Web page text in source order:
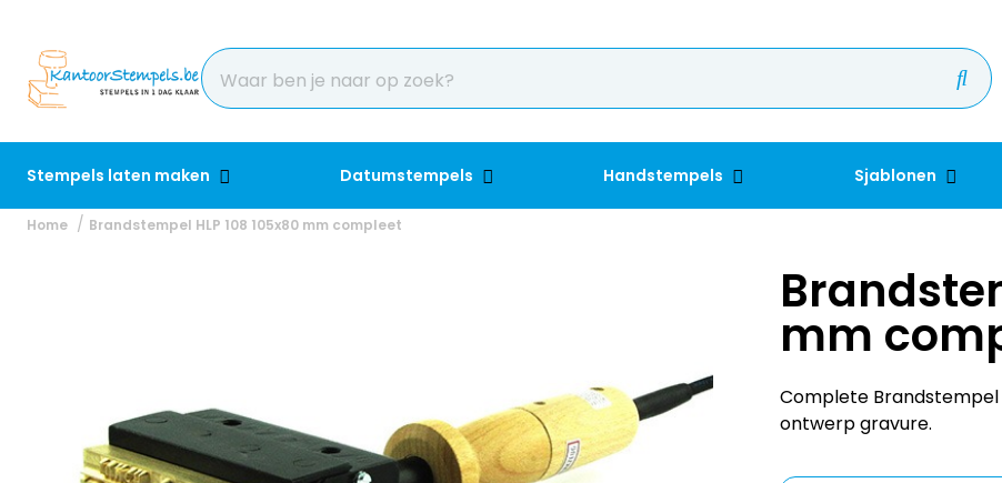
Stempels laten maken Datumstempels Handstempels Sjablonen
Home Brandstempel HLP 108 105x80 mm compleet
mm
Complete Brandstempel
ontwerp gravure.